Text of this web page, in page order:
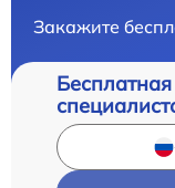
Закажите